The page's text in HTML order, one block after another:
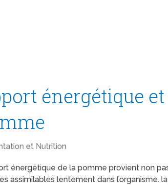
énergétique
et Nutrition
énergétique de la pomme provient non
assimilables lentement dans l’organisme.